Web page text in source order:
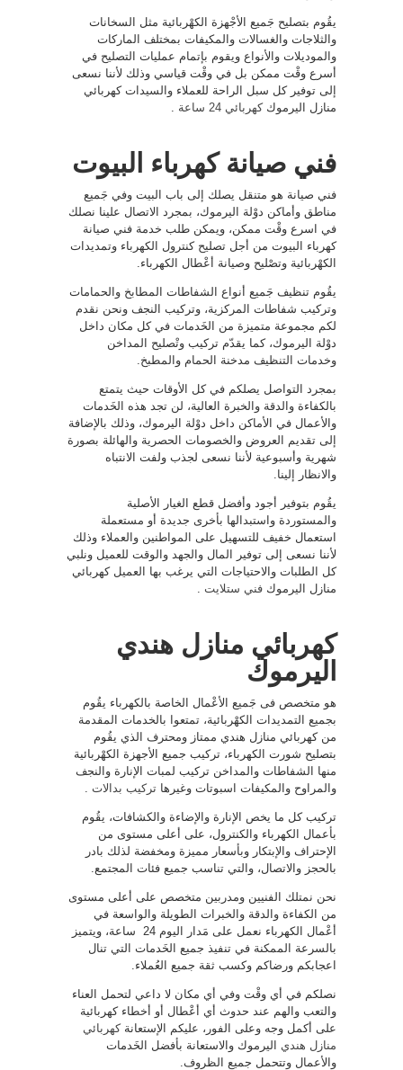
يقُوم بتصليح جَميع الأجْهزة الكهْربائية مثل السخانات
والثلاجات والغسالات والمكيفات بمختلف الماركات
والموديلات والأنواع ويقوم بإتمام عمليات التصليح في
أسرع وقْت ممكن بل في وقْت قياسي وذلك لأننا نسعى
إلى توفير كل سبل الراحة للعملاء والسيدات كهربائي
منازل اليرموككهربائي 24 ساعة
فني صيانة كهرباء البيوت
فني صيانة هو متنقل يصلك إلى باب البيت وفي جَميع
مناطق وأماكن دوْلة اليرموك، بمجرد الاتصال علينا نصلك
في اسرع وقْت ممكن، ويمكن طلب خدمة فني صيانة
كهرباء البيوت من أجل تصليح كنترول الكهرباء وتمديدات
الكهْربائية وتصْليح وصيانة أعْطال الكهرباء.
يقُوم تنظيف جَميع أنواع الشفاطات المطابخ والحمامات
وتركيب شفاطات المركزية، وتركيب النجف ونحن نقدم
لكم مجموعة متميزة من الخَدمات في كل مكان داخل
دوْلة اليرموك، كما يقدّم تركيب وتْصليح المداخن
وخدمات التنظيف مدخنة الحمام والمطبخ.
بمجرد التواصل يصلكم في كل الأوقات حيث يتمتع
بالكفاءة والدقة والخبرة العالية، لن تجد هذه الخَدمات
والأعمال في الأماكن داخل دوْلة اليرموك، وذلك بالإضافة
إلى تقديم العروض والخصومات الحصرية والهائلة بصورة
شهرية وأسبوعية لأننا نسعى لجذب ولفت الانتباه
والانظار إلينا.
يقُوم بتوفير أجود وأفضل قطع الغيار الأصلية
والمستوردة واستبدالها بأخرى جديدة أو مستعملة
استعمال خفيف للتسهيل على المواطنين والعملاء وذلك
لأننا نسعى إلى توفير المال والجهد والوقت للعميل ونلبي
كل الطلبات والاحتياجات التي يرغب بها العميل كهربائي
منازل اليرموك فني ستلايت
كهربائي منازل هندي
اليرموك
هو متخصص فى جَميع الأعْمال الخاصة بالكهرباء يقُوم
بجميع التمديدات الكهْربائية، تمتعوا بالخدمات المقدمة
من كهربائي منازل هندي ممتاز ومحترف الذي يقُوم
بتصليح شورت الكهرباء، تركيب جميع الأجهزة الكهْربائية
منها الشفاطات والمداخن تركيب لمبات الإنارة والنجف
والمراوح والمكيفات اسبوتات وغيرها تركيب بدالات
تركيب كل ما يخص الإنارة والإضاءة والكشافات، يقُوم
بأعمال الكهرباء والكنترول، على أعلى مستوى من
الإحتراف والإبتكار وبأسعار مميزة ومخفضة لذلك بادر
بالحجز والاتصال، والتي تناسب جميع فئات المجتمع.
نحن نمتلك الفنيين ومدربين متخصص على أعلى مستوى
من الكفاءة والدقة والخبرات الطويلة والواسعة في
أعْمال الكهرباء نعمل على مَدار اليوم 24 ساعة، ويتميز
بالسرعة الممكنة في تنفيذ جميع الخَدمات التي تنال
اعجابكم ورضاكم وكسب ثقة جميع العُملاء.
نصلكم في أي وقْت وفي أي مكان لا داعي لتحمل العناء
والتعب والهم عند حدوث أي أعْطال أو أخطاء كهربائية
على أكمل وجه وعلى الفور، عليكم الإستعانةكهربائي
منازل هندي اليرموك والاستعانة بأفضل الخَدمات
والأعمال وتتحمل جميع الظروف.